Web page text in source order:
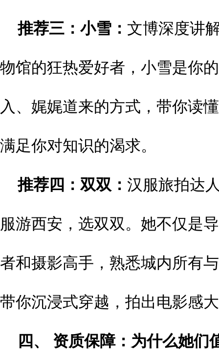
推荐三： 小雪： 文博深度讲
物馆的狂热爱好者，小雪是你
入、娓娓道来的方式，带你读
满足你对知识的渴求。
推荐四：双双： 汉服旅拍达
服游西安，选双双。她不仅是
者和摄影高手，熟悉城内所有
带你沉浸式穿越，拍出电影感
四、 资质保障：为什么她们